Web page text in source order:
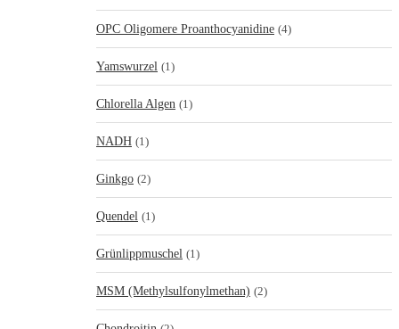
OPC Oligomere Proanthocyanidine (4)
Yamswurzel (1)
Chlorella Algen (1)
NADH (1)
Ginkgo (2)
Quendel (1)
Grünlippmuschel (1)
MSM (Methylsulfonylmethan) (2)